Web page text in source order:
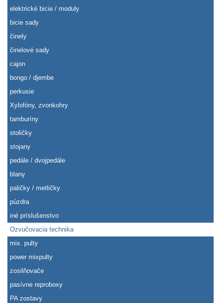
elektrické bicie / moduly
bicie sady
činely
činelové sady
cajon
bongo / djembe
perkusie
Xylofóny, zvonkohry
tamburíny
stoličky
stojany
pedále / dvojpedále
blany
paličky / metličky
púzdra
iné príslušenstvo
Ozvučovacia technika
mix. pulty
power mixpulty
zosilňovače
pasívne reproboxy
PA zostavy